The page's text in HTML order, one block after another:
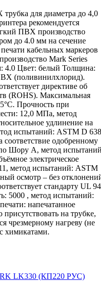
для диаметра до 4,0
рекомендуется
ПВХ производство
до 4.0 мм на сечение
кабельных маркеров
Mark Series
4.0 Цвет: белый Толщина:
(поливинилхлорид).
директиве об
(ROHS). Максимальная
Прочность при
12,0 МПа, метод
удлинение на
испытаний: ASTM D
соответствие одобренному
Шору А, метод
электрическое
метод испытаний: ASTM
осмотр – без
стандарту UL 94
5000 , метод испытаний:
напечатанное
на трубке,
чрезмерному нагреву (не
химикатами.